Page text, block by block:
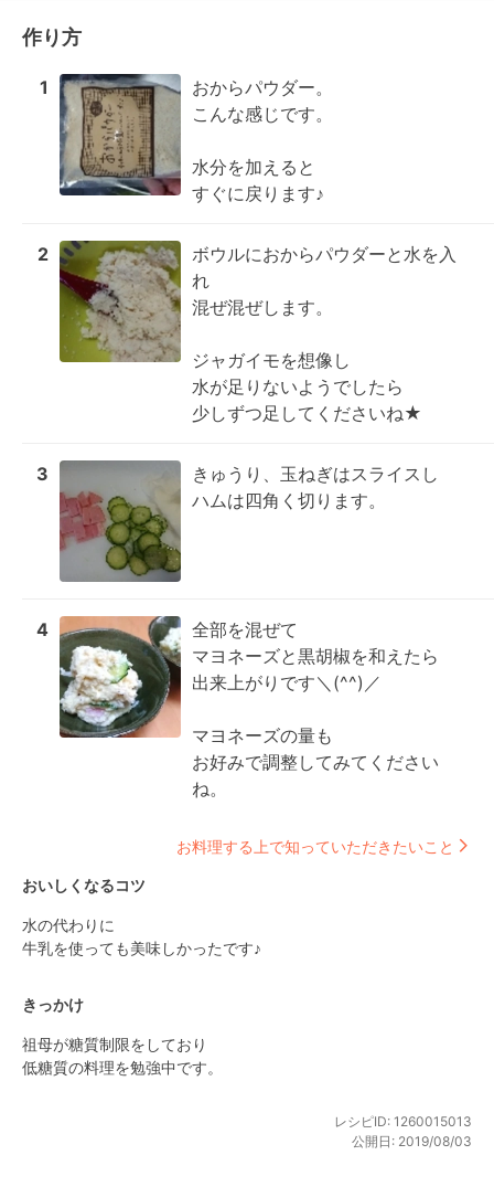
作り方
1
おからパウダー。
こんな感じです。
水分を加えると
すぐに戻ります♪
2
ボウルにおからパウダーと水を入
れ
混ぜ混ぜします。
ジャガイモを想像し
水が足りないようでしたら
少しずつ足してくださいね★
3
きゅうり、玉ねぎはスライスし
ハムは四角く切ります。
4
全部を混ぜて
マヨネーズと黒胡椒を和えたら
出来上がりです＼(^^)／
マヨネーズの量も
お好みで調整してみてください
ね。
お料理する上で知っていただきたいこと
おいしくなるコツ
水の代わりに
牛乳を使っても美味しかったです♪
きっかけ
祖母が糖質制限をしており
低糖質の料理を勉強中です。
レシピID: 1260015013
公開日: 2019/08/03